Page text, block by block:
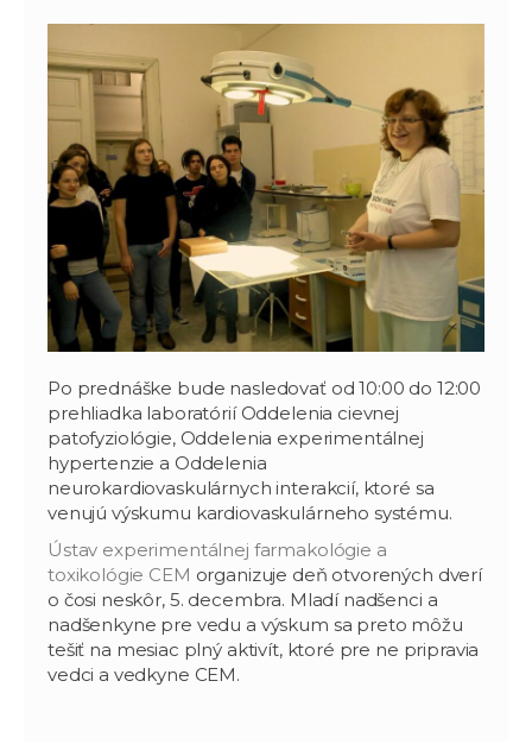
Po prednáške bude nasledovať od 10:00 do 12:00
prehliadka laboratórií Oddelenia cievnej
patofyziológie, Oddelenia experimentálnej
hypertenzie a Oddelenia
neurokardiovaskulárnych interakcií, ktoré sa
venujú výskumu kardiovaskulárneho systému.
Ústav experimentálnej farmakológie a
toxikológie CEM organizuje deň otvorených dverí
o čosi neskôr, 5. decembra. Mladí nadšenci a
nadšenkyne pre vedu a výskum sa preto môžu
tešiť na mesiac plný aktivít, ktoré pre ne pripravia
vedci a vedkyne CEM.